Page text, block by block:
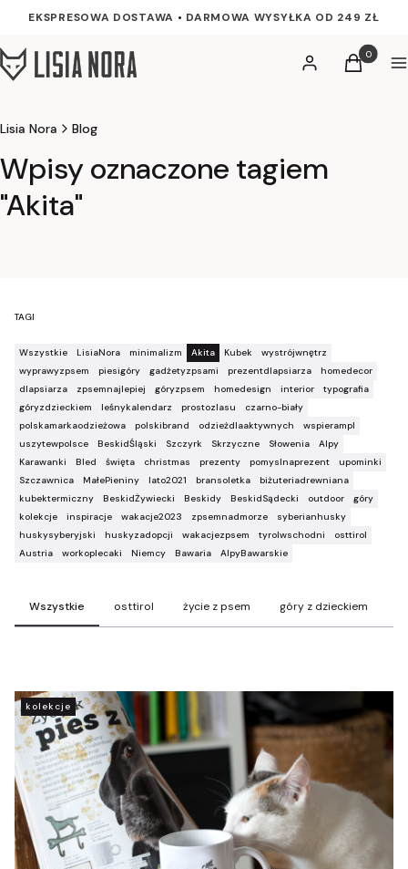
EKSPRESOWA DOSTAWA • DARMOWA WYSYŁKA OD 249 ZŁ
Zaloguj sięProdukty
Koszyk
Lisia Nora Blog
Wpisy oznaczone tagiem
"Akita"
TAGI
Wszystkie LisiaNora minimalizm Akita Kubek
wystrójwnętrz
wyprawyzpsem
piesigóry gadżetyzpsami prezentdlapsiarza
homedecor
dlapsiarza
zpsemnajlepiej góryzpsem homedesign interior
typografia
góryzdzieckiem
leśnykalendarz prostozlasu
czarno-biały
polskamarkaodzieżowa
polskibrand odzieżdlaaktywnych
wspierampl
uszytewpolsce
BeskidŚląski Szczyrk Skrzyczne Słowenia
Alpy
Karawanki
Bled święta christmas prezenty pomyslnaprezent
upominki
Szczawnica
MałePieniny lato2021 bransoletka
biżuteriadrewniana
kubektermiczny
BeskidŻywiecki Beskidy BeskidSądecki outdoor
góry
kolekcje
inspiracje wakacje2023 zpsemnadmorze
syberianhusky
huskysyberyjski
huskyzadopcji wakacjezpsem tyrolwschodni
osttirol
Austria
workoplecaki Niemcy Bawaria AlpyBawarskie
Wszystkie osttirol życie z psem góry z dzieckiem
kolekcje